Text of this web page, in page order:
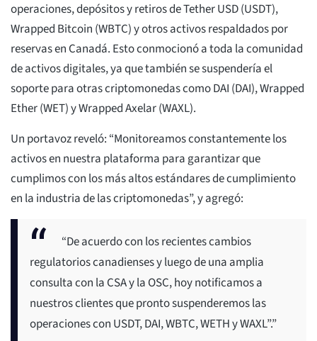
operaciones, depósitos y retiros de Tether USD (USDT),
Wrapped Bitcoin (WBTC) y otros activos respaldados por
reservas en Canadá. Esto conmocionó a toda la comunidad
de activos digitales, ya que también se suspendería el
soporte para otras criptomonedas como DAI (DAI), Wrapped
Ether (WET) y Wrapped Axelar (WAXL).
Un portavoz reveló: “Monitoreamos constantemente los
activos en nuestra plataforma para garantizar que
cumplimos con los más altos estándares de cumplimiento
en la industria de las criptomonedas”, y agregó:
“De acuerdo con los recientes cambios
regulatorios canadienses y luego de una amplia
consulta con la CSA y la OSC, hoy notificamos a
nuestros clientes que pronto suspenderemos las
operaciones con USDT, DAI, WBTC, WETH y WAXL”.”